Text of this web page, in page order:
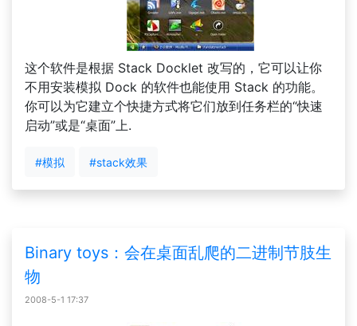
这个软件是根据 Stack Docklet 改写的，它可以让你
不用安装模拟 Dock 的软件也能使用 Stack 的功能。
你可以为它建立个快捷方式将它们放到任务栏的“快速
启动”或是“桌面”上.
#模拟 #stack效果
Binary toys：会在桌面乱爬的二进制节肢生
物
2008-5-1 17:37